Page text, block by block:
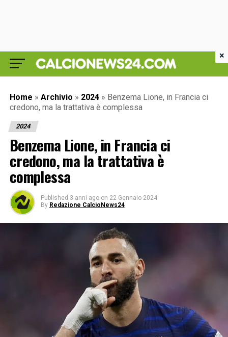
Home » Archivio » 2024 » Benzema Lione, in Francia ci
credono, ma la trattativa è complessa
2024
Benzema Lione, in Francia ci
credono, ma la trattativa è
complessa
Published 3 anni ago on 22 Gennaio 2024
By Redazione CalcioNews24
×